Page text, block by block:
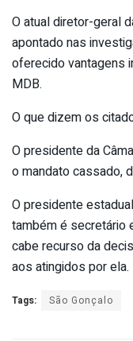
O atual diretor-geral
apontado nas
oferecido vantagens
MDB.
O que dizem os
O presidente da
o mandato cassado,
O presidente
também é secretário
cabe recurso da
aos atingidos por ela.
Tags: São Gonçalo